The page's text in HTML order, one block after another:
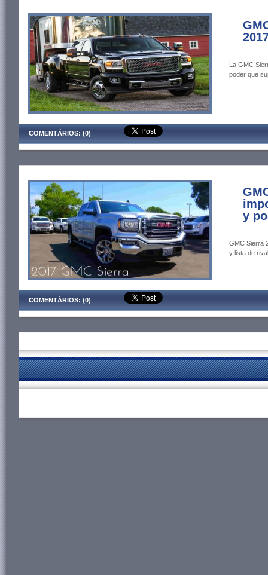
La GMC
poder que
COMENTÁRIOS: (0)
y
GMC Sierra
y lista de
COMENTÁRIOS: (0)